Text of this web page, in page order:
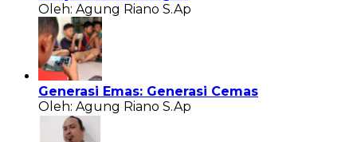
Oleh: Agung Riano S.Ap
Generasi Emas: Generasi Cemas
Oleh: Agung Riano S.Ap